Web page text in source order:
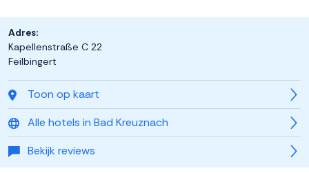
Toon op kaart
Alle hotels in Bad Kreuznach
Bekijk reviews
Adres:
Kapellenstraße C 22
Feilbingert